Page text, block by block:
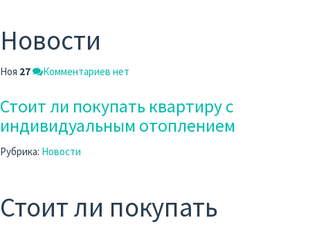
Новости
Ноя 27 Комментариев нет
Стоит ли покупать квартиру с
индивидуальным отоплением
Рубрика: Новости
Стоит ли покупать